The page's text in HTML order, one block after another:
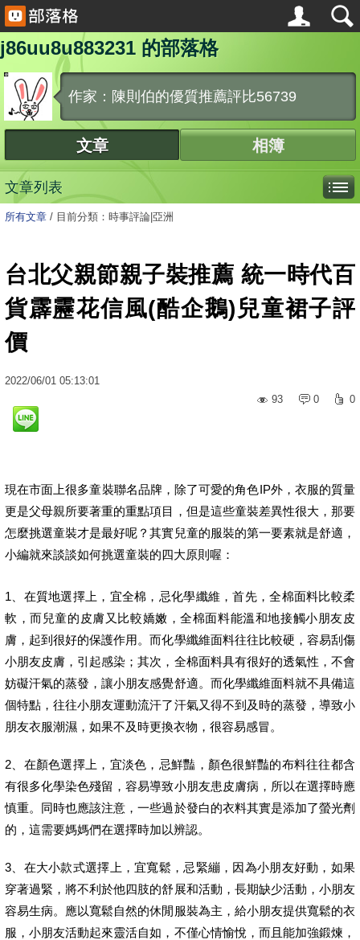
j86uu8u883231 的部落格
作家：陳則伯的優質推薦評比56739
文章 相簿
文章列表
所有文章 / 目前分類：時事評論|亞洲
台北父親節親子裝推薦 統一時代百
貨霹靂花信風(酷企鵝)兒童裙子評
價
2022/06/01 05:13:01
93
0 0
現在市面上很多童裝聯名品牌，除了可愛的角色IP外，衣服的質量
更是父母親所要著重的重點項目，但是這些童裝差異性很大，那要
怎麼挑選童裝才是最好呢？其實兒童的服裝的第一要素就是舒適，
小編就來談談如何挑選童裝的四大原則喔：
1、在質地選擇上，宜全棉，忌化學纖維，首先，全棉面料比較柔
軟，而兒童的皮膚又比較嬌嫩，全棉面料能溫和地接觸小朋友皮
膚，起到很好的保護作用。而化學纖維面料往往比較硬，容易刮傷
小朋友皮膚，引起感染；其次，全棉面料具有很好的透氣性，不會
妨礙汗氣的蒸發，讓小朋友感覺舒適。而化學纖維面料就不具備這
個特點，往往小朋友運動流汗了汗氣又得不到及時的蒸發，導致小
朋友衣服潮濕，如果不及時更換衣物，很容易感冒。
2、在顏色選擇上，宜淡色，忌鮮豔，顏色很鮮豔的布料往往都含
有很多化學染色殘留，容易導致小朋友患皮膚病，所以在選擇時應
慎重。同時也應該注意，一些過於發白的衣料其實是添加了螢光劑
的，這需要媽媽們在選擇時加以辨認。
3、在大小款式選擇上，宜寬鬆，忌緊繃，因為小朋友好動，如果
穿著過緊，將不利於他四肢的舒展和活動，長期缺少活動，小朋友
容易生病。應以寬鬆自然的休閒服裝為主，給小朋友提供寬鬆的衣
服，小朋友活動起來靈活自如，不僅心情愉悅，而且能加強鍛煉，